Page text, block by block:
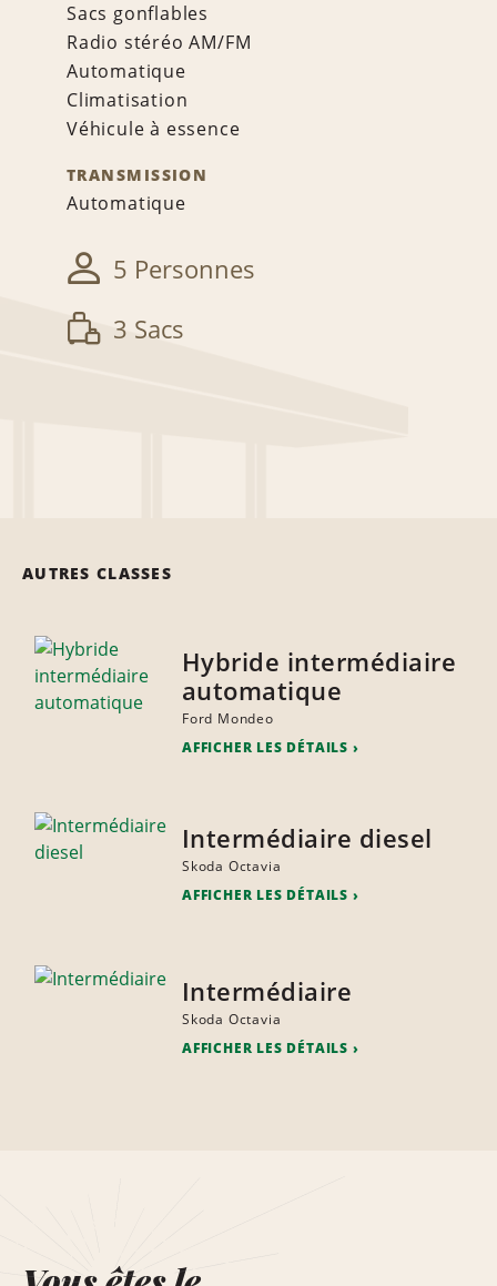
Sacs gonflables
Radio stéréo AM/FM
Automatique
Climatisation
Véhicule à essence
TRANSMISSION
Automatique
5 Personnes
3 Sacs
AUTRES CLASSES
Hybride intermédiaire
automatique
Ford Mondeo
AFFICHER LES DÉTAILS
Intermédiaire diesel
Skoda Octavia
AFFICHER LES DÉTAILS
Intermédiaire
Skoda Octavia
AFFICHER LES DÉTAILS